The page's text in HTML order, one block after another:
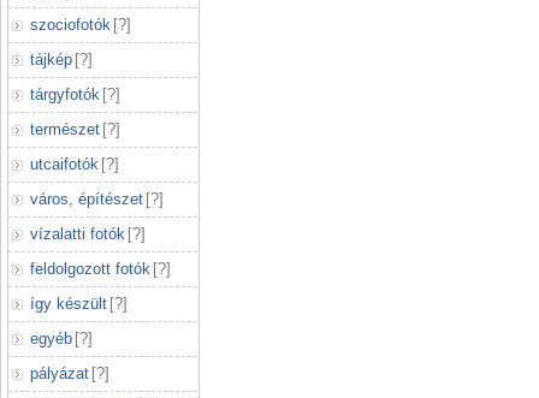
szociofotók [?]
tájkép [?]
tárgyfotók [?]
természet [?]
utcaifotók [?]
város, építészet [?]
vízalatti fotók [?]
feldolgozott fotók [?]
így készült [?]
egyéb [?]
pályázat [?]